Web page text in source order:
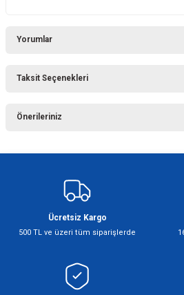
Yorumlar
Taksit Seçenekleri
Önerileriniz
Görüş ve önerileriniz için teşekkür ederiz.
Ürün resmi kalitesiz, bozuk veya
Ürün bilgilerinde hatalar bulunuyor.
Ürün fiyatı diğer sitelerden daha pahalı.
Ücretsiz Kargo
500 TL ve üzeri tüm siparişlerde